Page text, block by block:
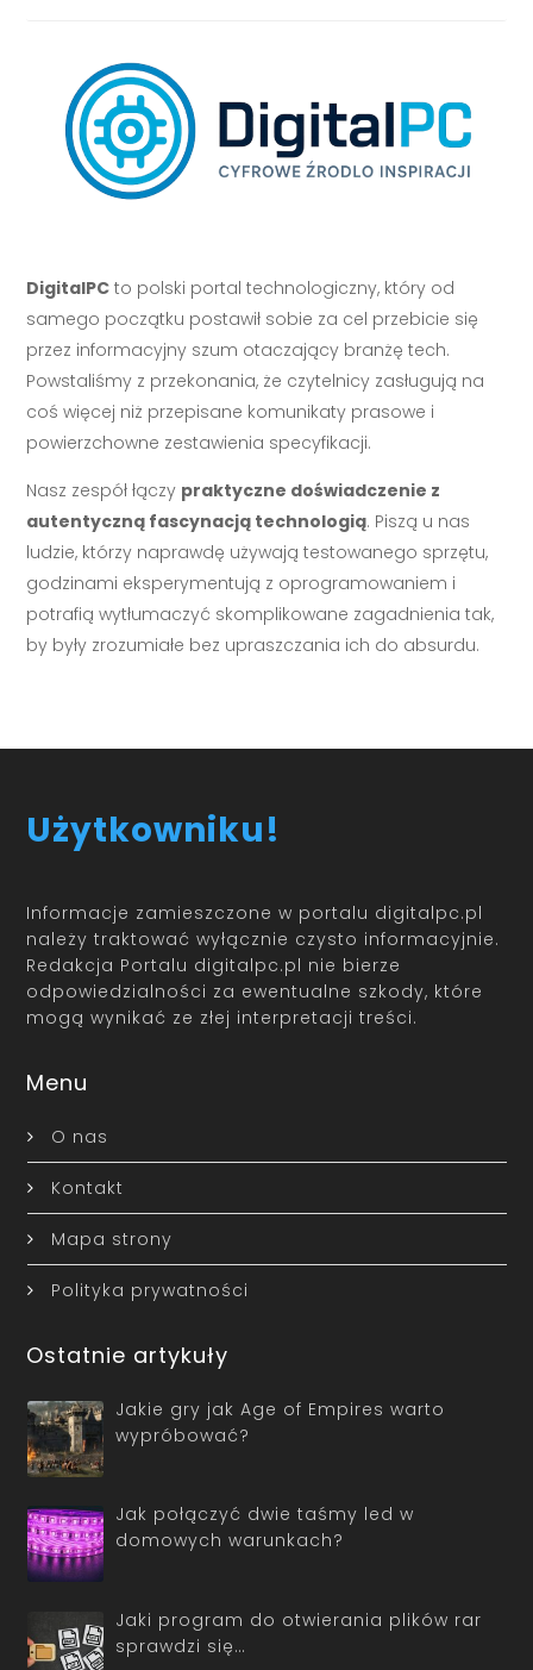
DigitalPC to polski portal technologiczny, który od
samego początku postawił sobie za cel przebicie się
przez informacyjny szum otaczający branżę tech.
Powstaliśmy z przekonania, że czytelnicy zasługują na
coś więcej niż przepisane komunikaty prasowe i
powierzchowne zestawienia specyfikacji.
Nasz zespół łączy praktyczne doświadczenie z
autentyczną fascynacją technologią. Piszą u nas
ludzie, którzy naprawdę używają testowanego sprzętu,
godzinami eksperymentują z oprogramowaniem i
potrafią wytłumaczyć skomplikowane zagadnienia tak,
by były zrozumiałe bez upraszczania ich do absurdu.
Użytkowniku!
Informacje zamieszczone w portalu digitalpc.pl
należy traktować wyłącznie czysto informacyjnie.
Redakcja Portalu digitalpc.pl nie bierze
odpowiedzialności za ewentualne szkody, które
mogą wynikać ze złej interpretacji treści.
Menu
O nas
Kontakt
Mapa strony
Polityka prywatności
Ostatnie artykuły
Jakie gry jak Age of Empires warto
wypróbować?
Jak połączyć dwie taśmy led w
domowych warunkach?
Jaki program do otwierania plików rar
sprawdzi się…